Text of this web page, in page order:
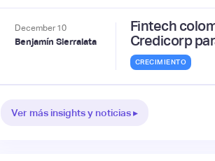
December 10
Benjamín Sierralata
Fintech
Credicorp
CRECIMIENTO
Ver más insights y noticias ▸